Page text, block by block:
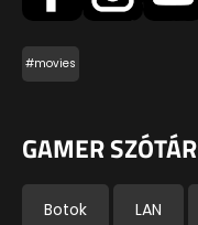
#movies
GAMER SZÓTÁR
Botok LAN